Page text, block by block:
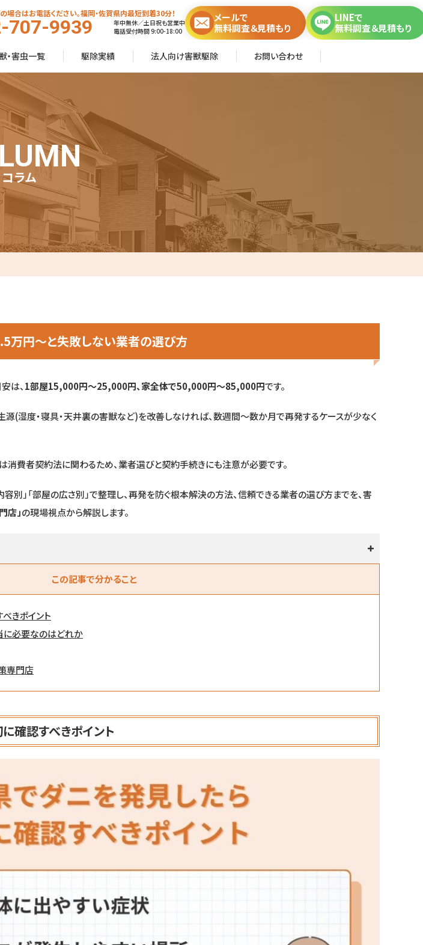
場合はお電話ください。福岡・佐賀県内最短到着30分！
707-9939
年中無休／土日祝も営業中
電話受付時間 9:00-18:00
メールで
無料調査＆見積もり
LINEで
無料調査＆見積もり
・害虫一覧 駆除実績 法人向け害獣駆除 お問い合わせ
コラム
万円〜と失敗しない業者の選び方
は、1部屋15,000円〜25,000円、家全体で50,000円〜85,000円です。
(湿度・寝具・天井裏の害獣など)を改善しなければ、数週間〜数か月で再発するケースが少なく
消費者契約法に関わるため、業者選びと契約手続きにも注意が必要です。
別」「部屋の広さ別」で整理し、再発を防ぐ根本解決の方法、信頼できる業者の選び方までを、害
店」の現場視点から解説します。
この記事で分かること
きポイント
に必要なのはどれか
専門店
確認すべきポイント